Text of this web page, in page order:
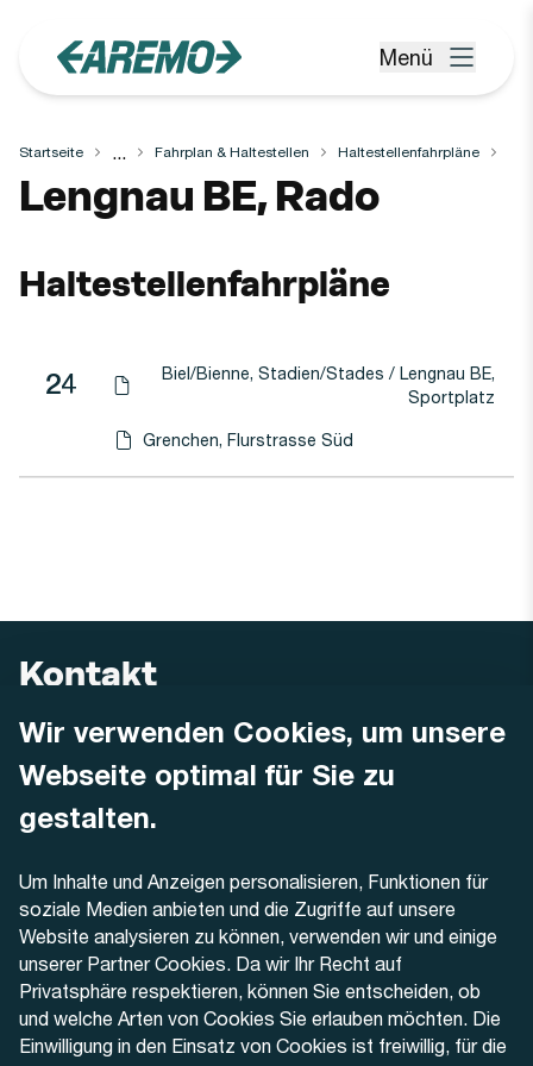
Wir verwenden Cookies, um unsere
Webseite optimal für Sie zu
gestalten.
Um Inhalte und Anzeigen personalisieren, Funktionen für
soziale Medien anbieten und die Zugriffe auf unsere
Website analysieren zu können, verwenden wir und einige
unserer Partner Cookies. Da wir Ihr Recht auf
Privatsphäre respektieren, können Sie entscheiden, ob
und welche Arten von Cookies Sie erlauben möchten. Die
Einwilligung in den Einsatz von Cookies ist freiwillig, für die
Menü öffnen
Menü
Startseite ... Fahrplan & Haltestellen Haltestellenfahrpläne
Haltestelle
Lengnau BE, Rado
Haltestellenfahrpläne
Linie Richtung
Linie
24 Haltestellen-PDF herunterladen für
Biel/Bienne, Stadien/Stades / Lengnau BE,
Sportplatz
(Öffnet in einen neuen Tab oder Fenster)
Haltestellen-PDF herunterladen für
Grenchen, Flurstrasse Süd
(Öffnet in einen neuen Tab oder Fenster)
Kontakt
AREMO
Dornacherstrasse 48
4500 Solothurn
+41 32 622 37 22
Kontaktformular